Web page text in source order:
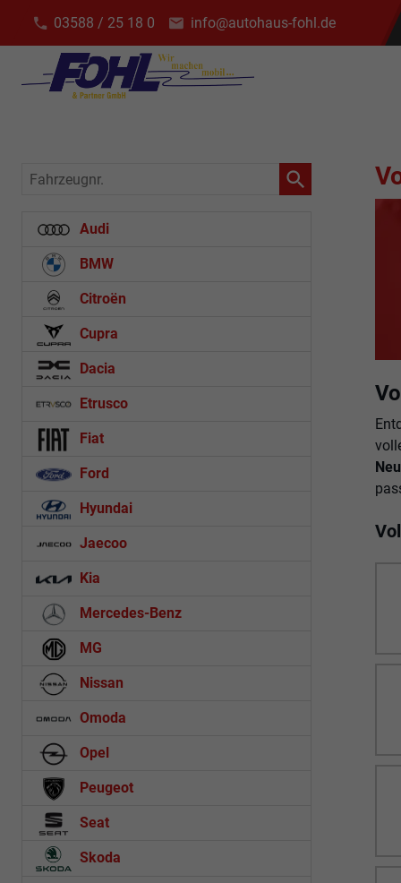
03588 / 25 18 0 info@autohaus-fohl.de
Fahrzeugnr.
Audi
BMW
Citroën
Cupra
Dacia
Etrusco
Fiat
Ford
Hyundai
Jaecoo
Kia
Mercedes-Benz
MG
Nissan
Omoda
Opel
Peugeot
Seat
Skoda